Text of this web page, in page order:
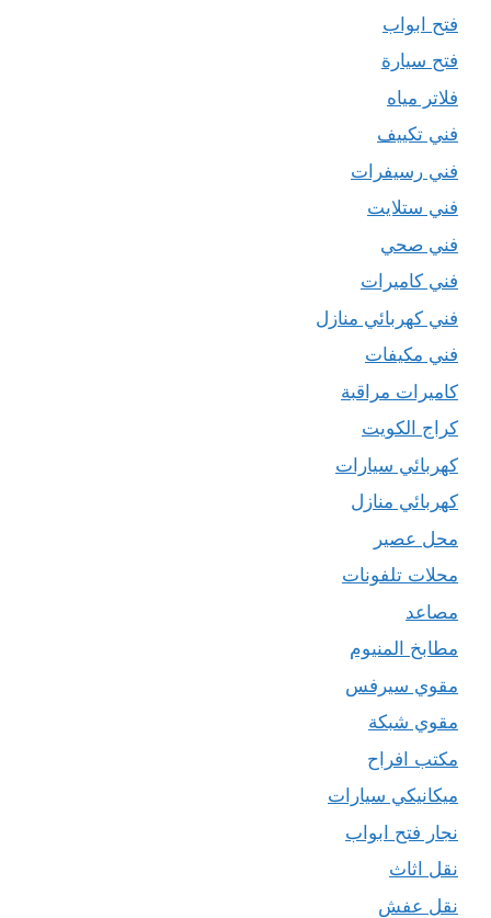
فتح ابواب
فتح سيارة
فلاتر مياه
فني تكييف
فني رسيفرات
فني ستلايت
فني صحي
فني كاميرات
فني كهربائي منازل
فني مكيفات
كاميرات مراقبة
كراج الكويت
كهربائي سيارات
كهربائي منازل
محل عصير
محلات تلفونات
مصاعد
مطابخ المنيوم
مقوي سيرفس
مقوي شبكة
مكتب افراح
ميكانيكي سيارات
نجار فتح ابواب
نقل اثاث
نقل عفش